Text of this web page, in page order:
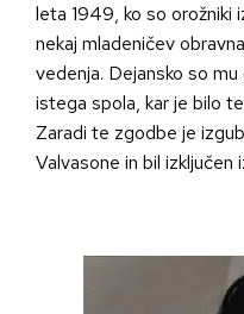
leta 1949, ko so orožniki
nekaj mladeničev
vedenja. Dejansko so
istega spola, kar je bilo
Zaradi te zgodbe je
Valvasone in bil izključen